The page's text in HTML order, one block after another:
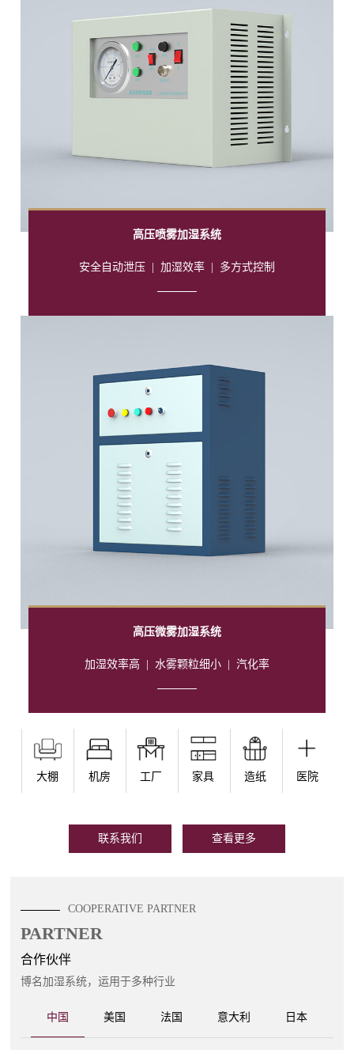
高压喷雾加湿系统
安全自动泄压 加湿效率| 多方式控制
高压微雾加湿系统
加湿效率高 水雾颗粒细小| 汽化率
大棚 机房 工厂 家具 造纸 医院
联系我们 查看更多
COOPERATIVE PARTNER
PARTNER
合作伙伴
博名加湿系统，运用于多种行业
中国 美国 法国 意大利 日本